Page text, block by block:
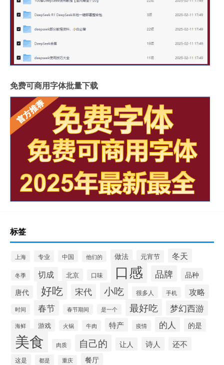
免费可商用字体批量下载
标签
上海 专业 中国 他们的 做法 元宵节 冬天
冬季 切成 北京 口味 口感 品牌
品种
唐代
好吃 宋代 小吃 很多人 手机 攻略
时间 春节 春节期间 是一个 最好吃 梦幻西游
海鲜 游戏 火锅 牛肉 特产 疫情 的人 的是
美食 肉质 自己的 让人 诗人 还不
这是 都是 重庆 餐厅